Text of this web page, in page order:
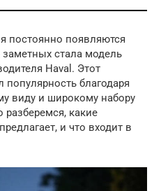
постоянно появляются
стала модель
Haval. Этот
благодаря
виду и широкому набору
какие
предлагает, и что входит в